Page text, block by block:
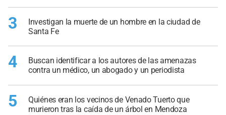
3
Investigan la muerte de un hombre en la ciudad de
Santa Fe
4
Buscan identificar a los autores de las amenazas
contra un médico, un abogado y un periodista
5
Quiénes eran los vecinos de Venado Tuerto que
murieron tras la caída de un árbol en Mendoza